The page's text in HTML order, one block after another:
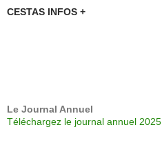
CESTAS INFOS +
Le Journal Annuel
Téléchargez le journal annuel 2025